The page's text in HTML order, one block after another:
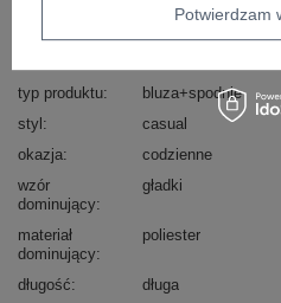
typ produktu
bluza+spodnie
styl
casual
okazja
codzienne
wzór
dominujący
gładki
materiał
dominujący
poliester
długość
długa
Potwierdzam